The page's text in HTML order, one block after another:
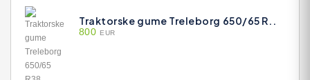
Traktorske gume Treleborg 650/65 R..
800 EUR